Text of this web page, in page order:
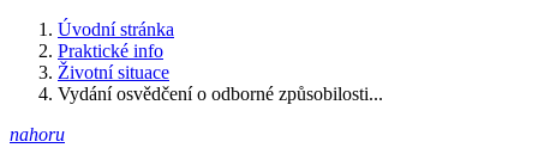
Úvodní stránka
Praktické info
Životní situace
Vydání osvědčení o odborné způsobilosti...
nahoru